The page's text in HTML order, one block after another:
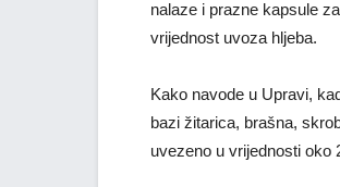
nalaze i prazne kapsule
vrijednost uvoza hljeba.
Kako navode u Upravi,
bazi žitarica, brašna,
uvezeno u vrijednosti oko